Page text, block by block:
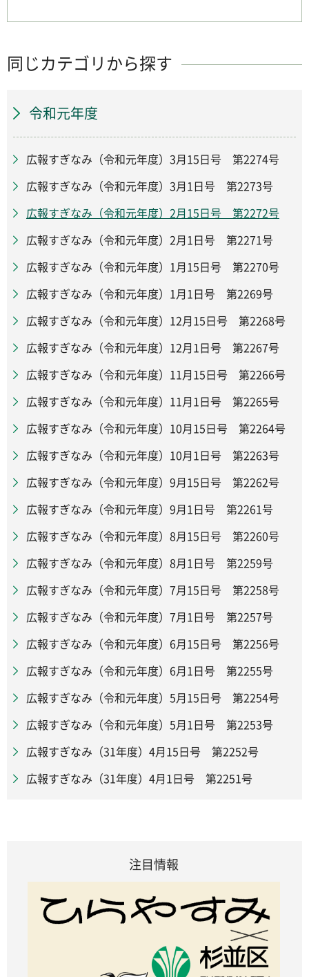
同じカテゴリから探す
令和元年度
広報すぎなみ（令和元年度）3月15日号 第2274号
広報すぎなみ（令和元年度）3月1日号 第2273号
広報すぎなみ（令和元年度）2月15日号 第2272号
広報すぎなみ（令和元年度）2月1日号 第2271号
広報すぎなみ（令和元年度）1月15日号 第2270号
広報すぎなみ（令和元年度）1月1日号 第2269号
広報すぎなみ（令和元年度）12月15日号 第2268号
広報すぎなみ（令和元年度）12月1日号 第2267号
広報すぎなみ（令和元年度）11月15日号 第2266号
広報すぎなみ（令和元年度）11月1日号 第2265号
広報すぎなみ（令和元年度）10月15日号 第2264号
広報すぎなみ（令和元年度）10月1日号 第2263号
広報すぎなみ（令和元年度）9月15日号 第2262号
広報すぎなみ（令和元年度）9月1日号 第2261号
広報すぎなみ（令和元年度）8月15日号 第2260号
広報すぎなみ（令和元年度）8月1日号 第2259号
広報すぎなみ（令和元年度）7月15日号 第2258号
広報すぎなみ（令和元年度）7月1日号 第2257号
広報すぎなみ（令和元年度）6月15日号 第2256号
広報すぎなみ（令和元年度）6月1日号 第2255号
広報すぎなみ（令和元年度）5月15日号 第2254号
広報すぎなみ（令和元年度）5月1日号 第2253号
広報すぎなみ（31年度）4月15日号 第2252号
広報すぎなみ（31年度）4月1日号 第2251号
注目情報